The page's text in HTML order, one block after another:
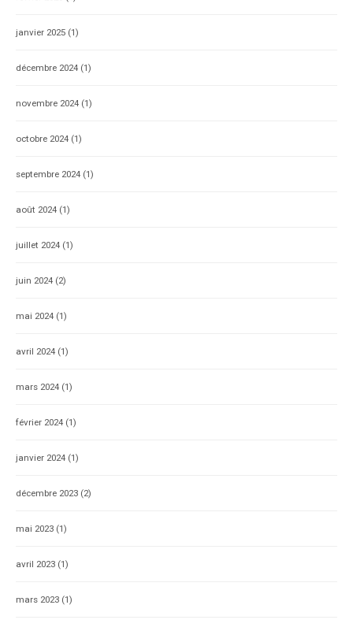
janvier 2025 (1)
décembre 2024 (1)
novembre 2024 (1)
octobre 2024 (1)
septembre 2024 (1)
août 2024 (1)
juillet 2024 (1)
juin 2024 (2)
mai 2024 (1)
avril 2024 (1)
mars 2024 (1)
février 2024 (1)
janvier 2024 (1)
décembre 2023 (2)
mai 2023 (1)
avril 2023 (1)
mars 2023 (1)